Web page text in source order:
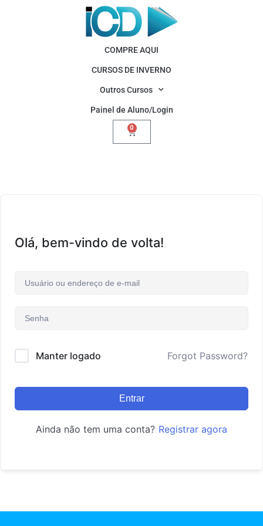
COMPRE AQUI
CURSOS DE INVERNO
Outros Cursos
Painel de Aluno/Login
0
Olá, bem-vindo de volta!
Manter logado Forgot Password?
Entrar
Ainda não tem uma conta? Registrar agora